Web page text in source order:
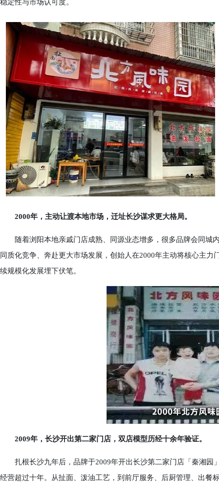
稳定性与市场认可度。
2000年，主动让渡本地市场，迁址长沙谋求更大格局。
随着浏阳本地亲戚门店成熟、同源业态增多，很多品牌会同城
同质化竞争、奔赴更大市场发展，创始人在2000年主动将核心主
续规模化发展埋下伏笔。
2009年，长沙开出第二家门店，双店模型历经十余年验证。
扎根长沙九年后，品牌于2009年开出长沙第二家门店「秦湘园
经营超过十年。从扯面、泼油工艺，到前厅服务、后厨管理、出餐